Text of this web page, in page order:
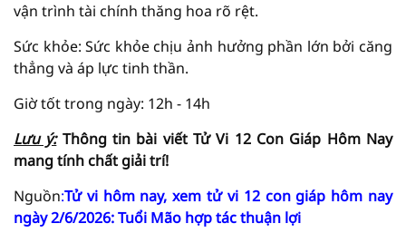
vận trình tài chính thăng hoa rõ rệt.
Sức khỏe: Sức khỏe chịu ảnh hưởng phần lớn bởi căng
thẳng và áp lực tinh thần.
Giờ tốt trong ngày: 12h - 14h
Lưu ý: Thông tin bài viếtTử Vi 12 Con Giáp Hôm Nay
mang tính chất giảitrí!
Nguồn:Tử vi hôm nay, xem tử vi 12 con giáp hôm nay
ngày 2/6/2026: Tuổi Mão hợp tác thuận lợi